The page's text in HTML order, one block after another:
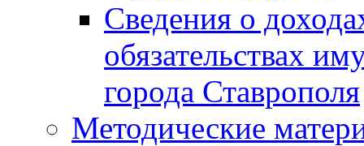
Сведения о
обязательствах
города Ставрополя
Методические